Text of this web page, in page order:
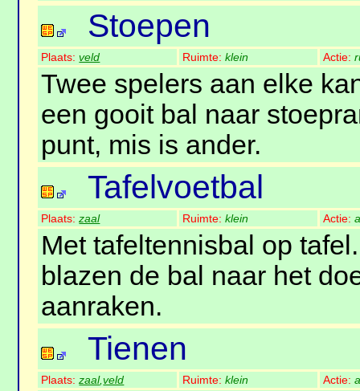
Stoepen
Plaats:veld Ruimte:klein Actie:
Twee spelers aan elke
een gooit bal naar
punt, mis is ander.
Tafelvoetbal
Plaats:zaal Ruimte:klein Actie:
Met tafeltennisbal op
blazen de bal naar het
aanraken.
Tienen
Plaats:zaal,veld Ruimte:klein Actie: